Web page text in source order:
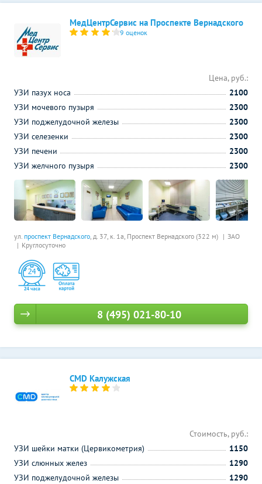
МедЦентрСервис на Проспекте Вернадского
9 оценок
ул. проспект Вернадского, д. 37, к. 1а, Проспект Вернадского (322 м)
ЗАО
Круглосуточно
Цена, руб.:
УЗИ пазух носа
2100
УЗИ мочевого пузыря
2300
УЗИ поджелудочной железы
2300
УЗИ селезенки
2300
УЗИ печени
2300
УЗИ желчного пузыря
2300
8 (495) 021-80-10
CMD Калужская
Стоимость, руб.:
УЗИ шейки матки (Цервикометрия)
1150
УЗИ слюнных желез
1290
УЗИ поджелудочной железы
1290